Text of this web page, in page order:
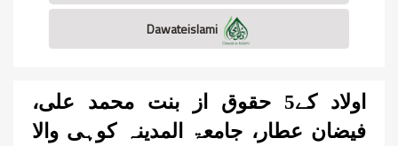
اولاد کے5 حقوق از بنت محمد علی،
فیضان عطار، جامعۃ المدینہ کوہی والا